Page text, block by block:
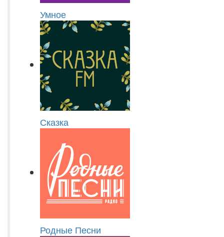
Умное
Сказка
Родные Песни